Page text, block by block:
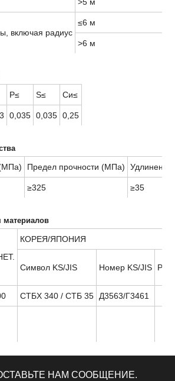
>5 м
включая радиус
≤6 м
>6 м
P≤ S≤ Си≤
0,035 0,035 0,25
Предел прочности (МПа) Удлинение
≥325 ≥35
материалов
КОРЕЯ/ЯПОНИЯ
Символ KS/JIS Номер KS/JIS Ре
СТБХ 340 / СТБ 35 Д3563/Г3461
НАМ СООБЩЕНИЕ.